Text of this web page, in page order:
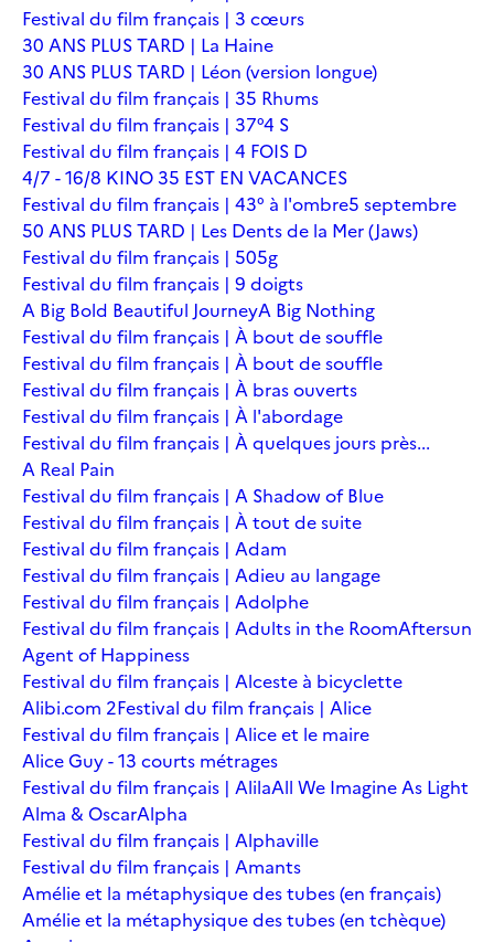
Festival du film français | 3 cœurs
30 ANS PLUS TARD | La Haine
30 ANS PLUS TARD | Léon (version longue)
Festival du film français | 35 Rhums
Festival du film français | 37°4 S
Festival du film français | 4 FOIS D
4/7 - 16/8 KINO 35 EST EN VACANCES
Festival du film français | 43° à l'ombre5 septembre
50 ANS PLUS TARD | Les Dents de la Mer (Jaws)
Festival du film français | 505g
Festival du film français | 9 doigts
A Big Bold Beautiful JourneyA Big Nothing
Festival du film français | À bout de souffle
Festival du film français | À bout de souffle
Festival du film français | À bras ouverts
Festival du film français | À l'abordage
Festival du film français | À quelques jours près...
A Real Pain
Festival du film français | A Shadow of Blue
Festival du film français | À tout de suite
Festival du film français | Adam
Festival du film français | Adieu au langage
Festival du film français | Adolphe
Festival du film français | Adults in the RoomAftersun
Agent of Happiness
Festival du film français | Alceste à bicyclette
Alibi.com 2Festival du film français | Alice
Festival du film français | Alice et le maire
Alice Guy - 13 courts métrages
Festival du film français | AlilaAll We Imagine As Light
Alma & OscarAlpha
Festival du film français | Alphaville
Festival du film français | Amants
Amélie et la métaphysique des tubes (en français)
Amélie et la métaphysique des tubes (en tchèque)